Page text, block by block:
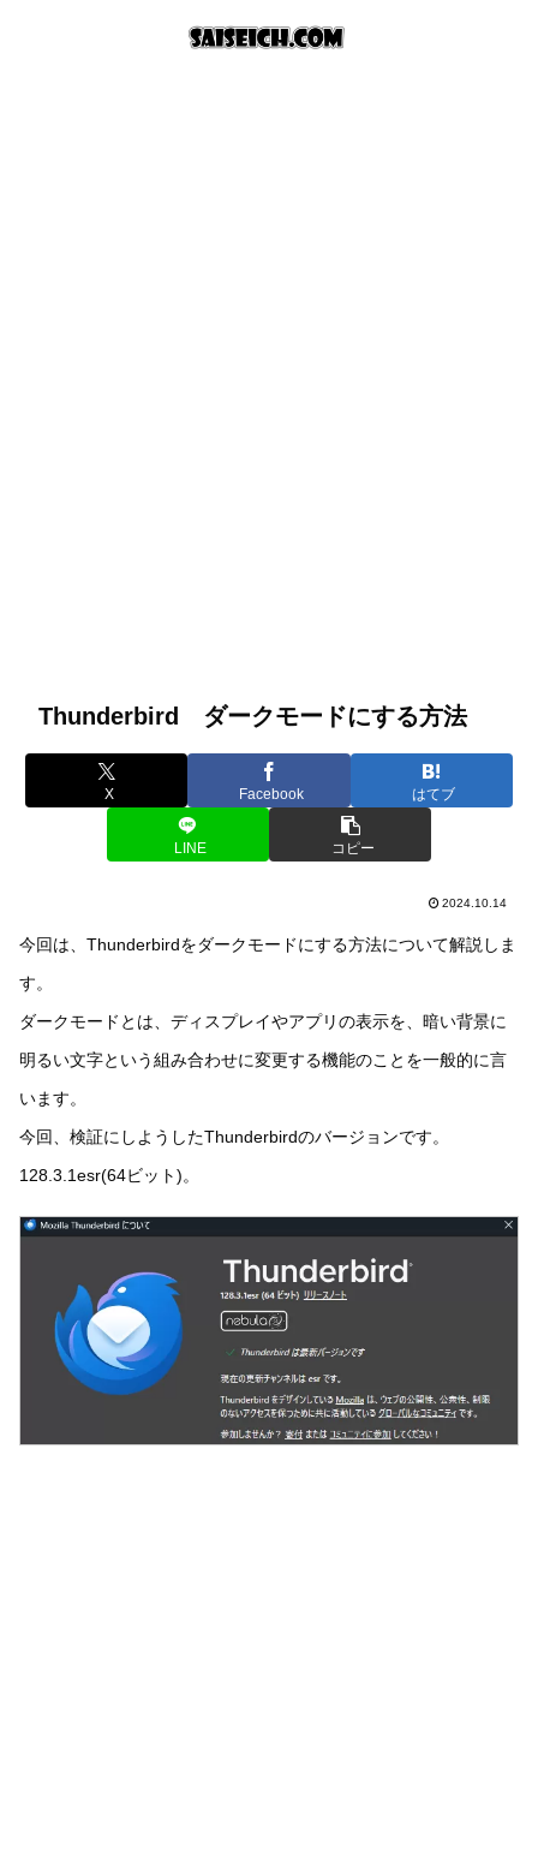
Thunderbird ダークモードにする方法
X Facebook はてブ
LINE コピー
2024.10.14
今回は、Thunderbirdをダークモードにする方法について解説しま
す。
ダークモードとは、ディスプレイやアプリの表示を、暗い背景に
明るい文字という組み合わせに変更する機能のことを一般的に言
います。
今回、検証にしようしたThunderbirdのバージョンです。
128.3.1esr(64ビット)。